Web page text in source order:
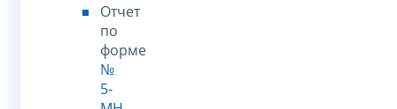
Отчет
по
форме
№
5-